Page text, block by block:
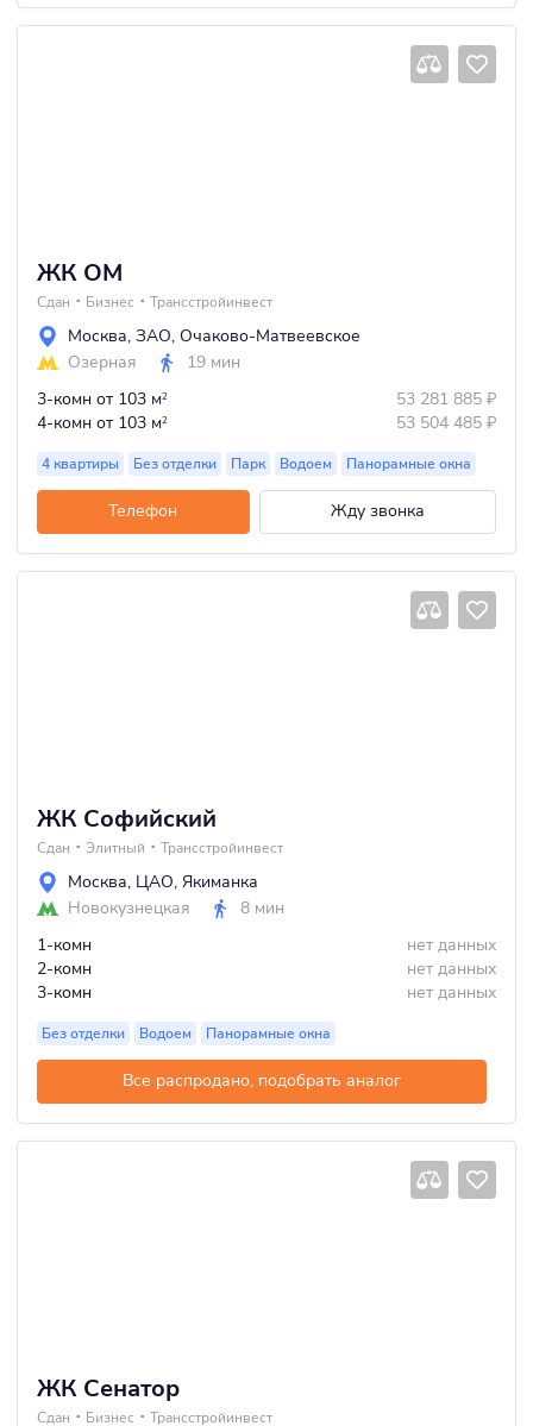
ЖК ОМ
Сдан Бизнес Трансстройинвест
Москва, ЗАО, Очаково-Матвеевское
Озерная
19 мин
3-комн от 103 м2 53 281 885 ₽
4-комн от 103 м2 53 504 485 ₽
4 квартиры Без отделки Парк Водоем Панорамные окна
Телефон Жду звонка
ЖК Софийский
Сдан Элитный Трансстройинвест
Москва, ЦАО, Якиманка
Новокузнецкая
8 мин
1-комн
нет данных
2-комн
нет данных
3-комн
нет данных
Без отделки Водоем Панорамные окна
Все распродано, подобрать аналог
ЖК Сенатор
Сдан Бизнес Трансстройинвест